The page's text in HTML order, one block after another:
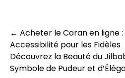
Navigation
des
articles
← Acheter le Coran en ligne
Accessibilité pour les Fidèles
Découvrez la Beauté du
Symbole de Pudeur et